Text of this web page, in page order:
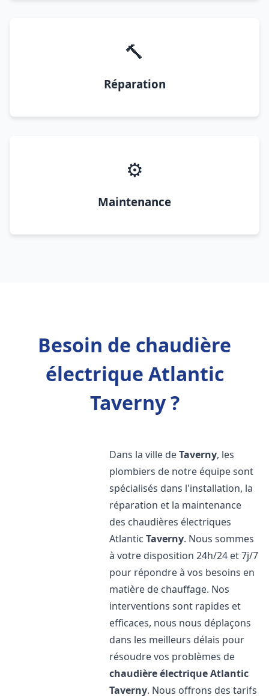
🔨
Réparation
⚙️
Maintenance
Besoin de chaudière
électrique Atlantic
Taverny ?
Dans la ville deTaverny, les
plombiers de notre équipe sont
spécialisés dans l'installation, la
réparation et la maintenance
des chaudières électriques
AtlanticTaverny. Nous sommes
à votre disposition 24h/24 et 7j/7
pour répondre à vos besoins en
matière de chauffage. Nos
interventions sont rapides et
efficaces, nous nous déplaçons
dans les meilleurs délais pour
résoudre vos problèmes de
chaudière électrique Atlantic
Taverny. Nous offrons des tarifs